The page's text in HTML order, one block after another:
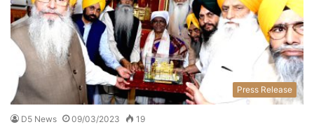
Press Release
D5 News 09/03/2023 19